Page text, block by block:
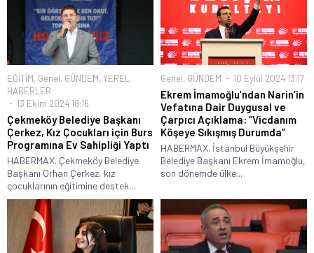
EĞİTİM, Genel, GÜNDEM, YEREL
HABERLER
13 Ekim 2024 18:16
Çekmeköy Belediye Başkanı
Çerkez, Kız Çocukları için Burs
Programına Ev Sahipliği Yaptı
HABERMAX. Çekmeköy Belediye
Başkanı Orhan Çerkez, kız
çocuklarının eğitimine destek...
Genel, GÜNDEM 10 Eylül 2024 13:17
Ekrem İmamoğlu’ndan Narin’in
Vefatına Dair Duygusal ve
Çarpıcı Açıklama: “Vicdanım
Köşeye Sıkışmış Durumda”
HABERMAX. İstanbul Büyükşehir
Belediye Başkanı Ekrem İmamoğlu,
son dönemde ülke...